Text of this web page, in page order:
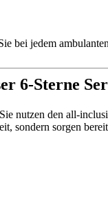
bei jedem
6-Sterne
nutzen den all-
sondern sorgen